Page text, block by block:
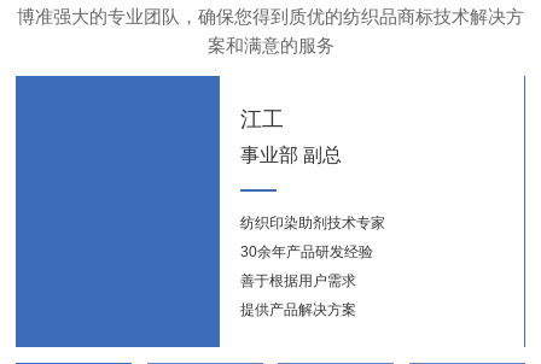
博准强大的专业团队，确保您得到质优的纺织品商标技术解决方
案和满意的服务
江工
事业部 副总
纺织印染助剂技术专家
30余年产品研发经验
善于根据用户需求
提供产品解决方案